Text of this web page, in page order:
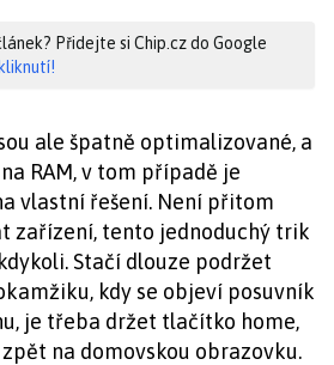
Přidejte si Chip.cz do Google
ale špatně optimalizované, a
RAM, v tom případě je
vlastní řešení. Není přitom
zařízení, tento jednoduchý trik
Stačí dlouze podržet
kdy se objeví posuvník
je třeba držet tlačítko home,
na domovskou obrazovku.